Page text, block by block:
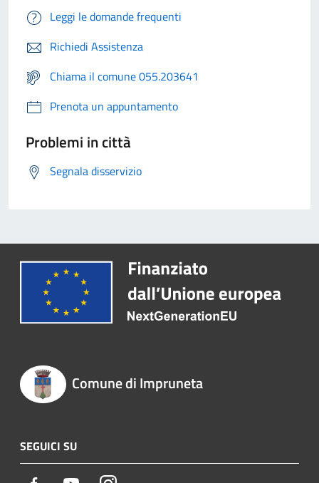
Leggi le domande frequenti
Richiedi Assistenza
Chiama il comune 055.203641
Prenota un appuntamento
Problemi in città
Segnala disservizio
Comune di Impruneta
SEGUICI SU